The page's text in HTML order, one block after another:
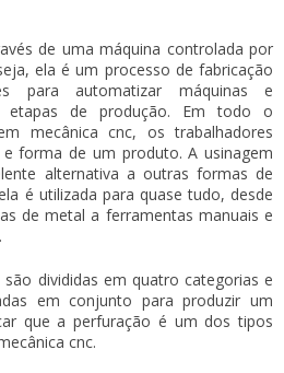
de uma máquina controlada por
ela é um processo de fabricação
para automatizar máquinas e
etapas de produção. Em todo o
mecânica cnc, os trabalhadores
forma de um produto. A usinagem
alternativa a outras formas de
é utilizada para quase tudo, desde
de metal a ferramentas manuais e
divididas em quatro categorias e
em conjunto para produzir um
que a perfuração é um dos tipos
cnc.